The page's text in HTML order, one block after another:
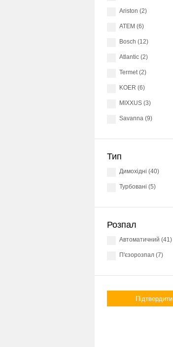
Ariston (2)
АТЕМ (6)
Bosch (12)
Atlantic (2)
Termet (2)
KOER (6)
MIXXUS (3)
Savanna (9)
Тип
димохідні (40)
Турбовані (5)
Розпал
Автоматичний (41)
П'єзорозпал (7)
Підтвердити